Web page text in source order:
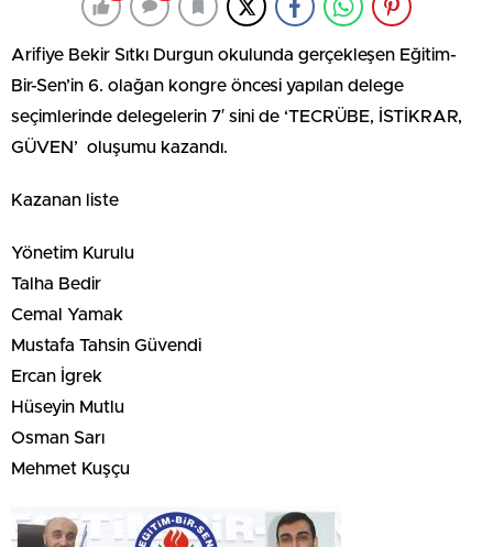
Arifiye Bekir Sıtkı Durgun okulunda gerçekleşen Eğitim-
Bir-Sen’in 6. olağan kongre öncesi yapılan delege
seçimlerinde delegelerin 7′ sini de ‘TECRÜBE, İSTİKRAR,
GÜVEN’ oluşumu kazandı.
Kazanan liste
Yönetim Kurulu
Talha Bedir
Cemal Yamak
Mustafa Tahsin Güvendi
Ercan İgrek
Hüseyin Mutlu
Osman Sarı
Mehmet Kuşçu